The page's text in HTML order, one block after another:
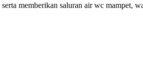
memberikan saluran air wc mampet,